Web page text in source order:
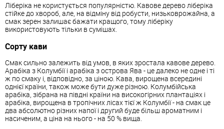
Ліберіка не користується популярністю. Кавове дерево ліберіка
стійке до хвороб, але, на відміну від робусти, низьковрожайна, а
смак зерен залишає бажати кращого, тому ліберіку
використовують тільки в сумішах.
Сорту кави
Смак сильно залежить від умов, в яких зростала кавове дерево.
Арабіка з Колумбії і арабіка з острова Ява - це далеко не одне і ті
ж по смаку і, відповідно, за ціною. Кава, вирощена всередині
однієї країни, також може бути дуже різною. Колумбійська
арабіка, зібрана на півдні країни на високогірних плантаціях і
арабіка, вирощена в тропічних лісах тієї ж Колумбії - на смак це
два абсолютно різних напої і другий буде більш ароматним і
насиченим, а ціна на нього - на 50 % вища.